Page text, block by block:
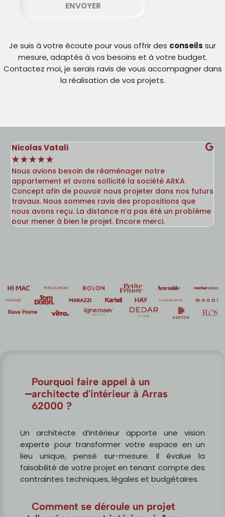
ENVOYER
Je suis à votre écoute pour vous offrir des conseils sur
mesure, adaptés à vos besoins et à votre budget.
Contactez moi, je serais ravis de vous accompagner dans
la réalisation de vos projets.
Nicolas Vatali
☆☆☆☆☆
Nous avions besoin de réaménager notre
appartement et avons sollicité la société ARKA
Concept afin de pouvoir nous projeter dans nos futurs
travaux. Nous sommes ravis des propositions que
nous avons reçu. La distance n’a pas été un problème
pour mener à bien le projet. Encore merci.
Pourquoi faire appel à un
architecte d'intérieur à Arras
62000 ?
Un architecte d’intérieur apporte une vision
experte pour transformer votre espace en un
lieu unique, pensé sur-mesure. Il évalue la
faisabilité de votre projet en tenant compte des
contraintes techniques, légales et budgétaires.
Comment se déroule un projet